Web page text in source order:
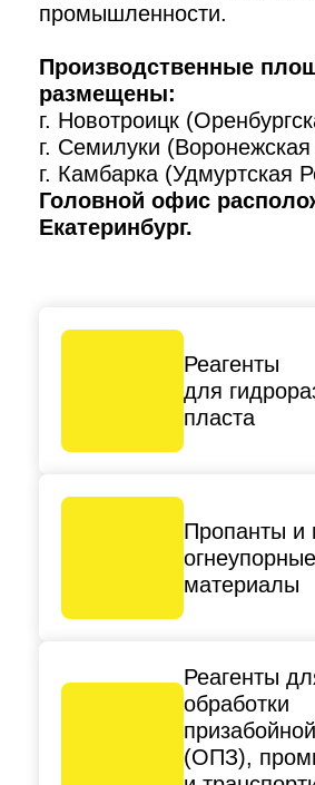
промышленности.
Производственные
размещены:
г. Новотроицк
г. Семилуки (Воронежская
г. Камбарка (Удмуртская
Головной офис
Екатеринбург.
Реагенты
для
пласта
Пропанты и
огнеупорные
материалы
Реагенты
обработки
(ОПЗ),